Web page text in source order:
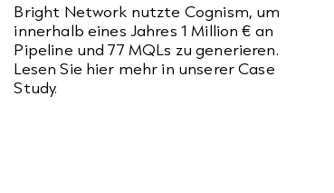
Bright Network nutzte Cognism, um
innerhalb eines Jahres 1 Million € an
Pipeline und 77 MQLs zu generieren.
Lesen Sie hier mehr in unserer Case
Study.